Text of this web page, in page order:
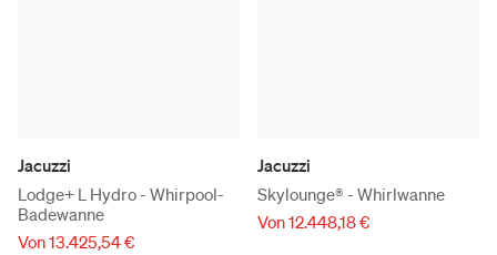
Jacuzzi
Lodge+ L Hydro - Whirpool-
Badewanne
Von 13.425,54 €
Jacuzzi
Skylounge® - Whirlwanne
Von 12.448,18 €